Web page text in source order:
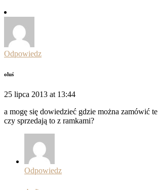
Odpowiedz
oluś
25 lipca 2013 at 13:44
a mogę się dowiedzieć gdzie można zamówić
czy sprzedają to z ramkami?
Odpowiedz